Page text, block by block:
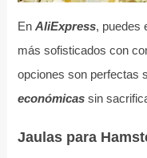
En AliExpress, puedes
más sofisticados con
opciones son perfectas
económicassin
Jaulas para